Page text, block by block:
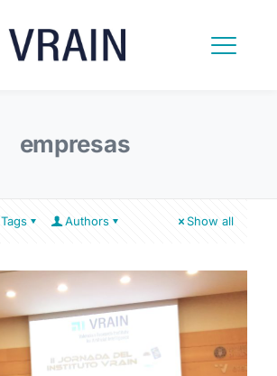
empresas
Tags Authors Show all